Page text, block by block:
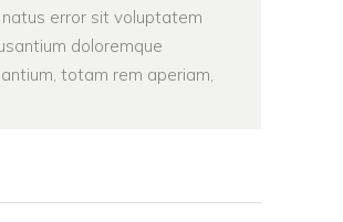
error sit voluptatem
doloremque
totam rem aperiam,